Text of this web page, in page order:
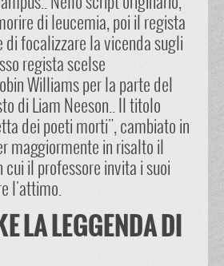
di leucemia, poi il regista
di focalizzare la vicenda sugli
regista scelse
Williams per la parte del
di Liam Neeson.. Il titolo
dei poeti morti", cambiato in
maggiormente in risalto il
cui il professore invita i suoi
l'attimo.
LA LEGGENDA DI